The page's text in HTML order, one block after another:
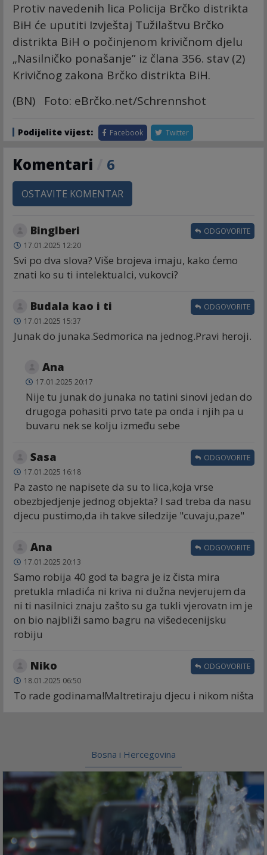
Protiv navedenih lica Policija Brčko distrikta
BiH će uputiti Izvještaj Tužilaštvu Brčko
distrikta BiH o počinjenom krivičnom djelu
„Nasilničko ponašanje” iz člana 356. stav (2)
Krivičnog zakona Brčko distrikta BiH.
(BN) Foto: eBrčko.net/Schrennshot
Podijelite vijest: Facebook Twitter
Komentari 6
OSTAVITE KOMENTAR
Binglberi
17.01.2025 12:20
Svi po dva slova? Više brojeva imaju, kako ćemo
znati ko su ti intelektualci, vukovci?
ODGOVORITE
Budala kao i ti
17.01.2025 15:37
Junak do junaka.Sedmorica na jednog.Pravi heroji.
ODGOVORITE
Ana
17.01.2025 20:17
Nije tu junak do junaka no tatini sinovi jedan do
drugoga pohasiti prvo tate pa onda i njih pa u
buvaru nek se kolju između sebe
Sasa
17.01.2025 16:18
Pa zasto ne napisete da su to lica,koja vrse
obezbjedjenje jednog objekta? I sad treba da nasu
djecu pustimo,da ih takve siledzije "cuvaju,paze"
ODGOVORITE
Ana
17.01.2025 20:13
Samo robija 40 god ta bagra je iz čista mira
pretukla mladića ni kriva ni dužna nevjerujem da
ni ti nasilnici znaju zašto su ga tukli vjerovatn im je
on bio najbliži samo bagru na višedecenijsku
robiju
ODGOVORITE
Niko
18.01.2025 06:50
To rade godinama!Maltretiraju djecu i nikom ništa
ODGOVORITE
Bosna i Hercegovina